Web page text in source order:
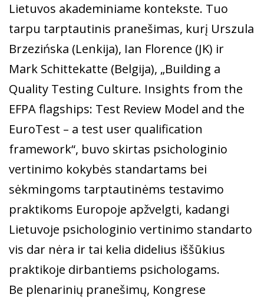
Lietuvos akademiniame kontekste. Tuo
tarpu tarptautinis pranešimas, kurį Urszula
Brzezińska (Lenkija), Ian Florence (JK) ir
Mark Schittekatte (Belgija), „Building a
Quality Testing Culture. Insights from the
EFPA flagships: Test Review Model and the
EuroTest – a test user qualification
framework“, buvo skirtas psichologinio
vertinimo kokybės standartams bei
sėkmingoms tarptautinėms testavimo
praktikoms Europoje apžvelgti, kadangi
Lietuvoje psichologinio vertinimo standarto
vis dar nėra ir tai kelia didelius iššūkius
praktikoje dirbantiems psichologams.
Be plenarinių pranešimų, Kongrese